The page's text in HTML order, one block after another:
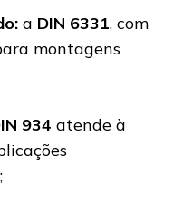
a DIN 6331, com
montagens
934 atende à